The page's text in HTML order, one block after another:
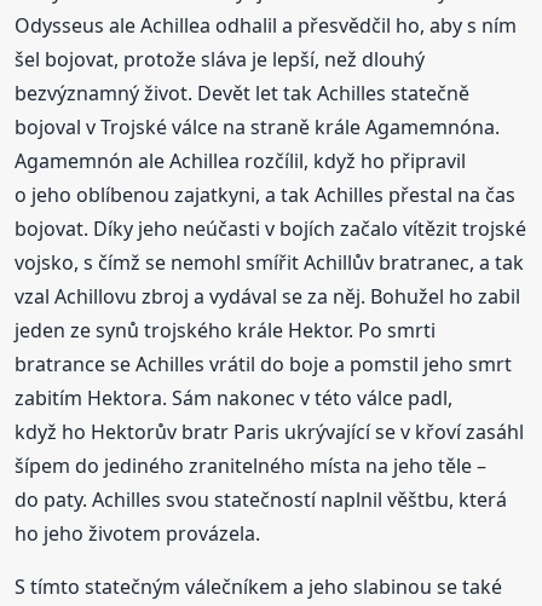
Odysseus ale Achillea odhalil a přesvědčil ho, aby s ním
šel bojovat, protože sláva je lepší, než dlouhý
bezvýznamný život. Devět let tak Achilles statečně
bojoval v Trojské válce na straně krále Agamemnóna.
Agamemnón ale Achillea rozčílil, když ho připravil
o jeho oblíbenou zajatkyni, a tak Achilles přestal na čas
bojovat. Díky jeho neúčasti v bojích začalo vítězit trojské
vojsko, s čímž se nemohl smířit Achillův bratranec, a tak
vzal Achillovu zbroj a vydával se za něj. Bohužel ho zabil
jeden ze synů trojského krále Hektor. Po smrti
bratrance se Achilles vrátil do boje a pomstil jeho smrt
zabitím Hektora. Sám nakonec v této válce padl,
když ho Hektorův bratr Paris ukrývající se v křoví zasáhl
šípem do jediného zranitelného místa na jeho těle –
do paty. Achilles svou statečností naplnil věštbu, která
ho jeho životem provázela.
S tímto statečným válečníkem a jeho slabinou se také